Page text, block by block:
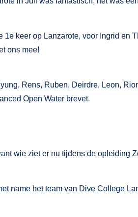
1e keer op Lanzarote, voor Ingrid en
ons mee!
Rens, Ruben, Deirdre, Leon,
Open Water brevet.
wie ziet er nu tijdens de opleiding
name het team van Dive College